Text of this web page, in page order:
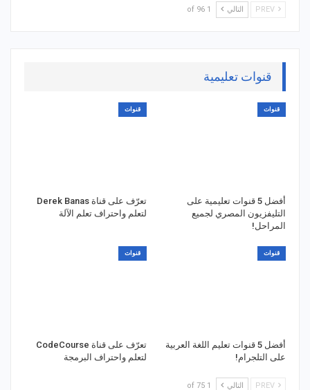
التالي 1 of 96
قنوات تعليمية
قنوات
أفضل 5 قنوات تعليمية على
التليفزيون المصري لجميع
المراحل!
قنوات
تعرّف على قناة Derek Banas
لتعلم واحتراف تعلم الآلة
قنوات
أفضل 5 قنوات تعليم اللغة العربية
على التلجرام!
قنوات
تعرّف على قناة CodeCourse
لتعلم واحتراف البرمجة
التالي 1 of 75